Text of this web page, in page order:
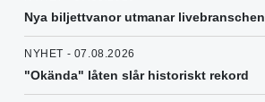
Nya biljettvanor utmanar livebranschen
NYHET - 07.08.2026
"Okända" låten slår historiskt rekord